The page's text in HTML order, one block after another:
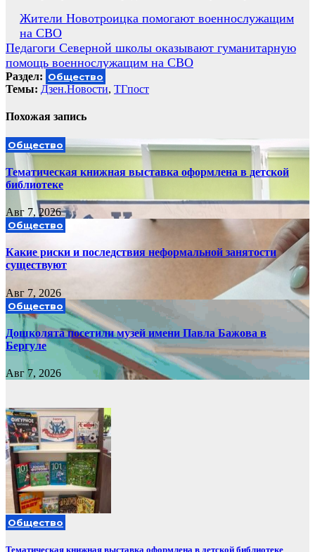
Навигация
по
записям
Жители Новотроицка помогают военнослужащим
на СВО
Педагоги Северной школы оказывают гуманитарную
помощь военнослужащим на СВО
Раздел: Общество
Темы: Дзен.Новости, ТГпост
Похожая запись
Общество
Тематическая книжная выставка оформлена в детской
библиотеке
Авг 7, 2026
Общество
Какие риски и последствия неформальной занятости
существуют
Авг 7, 2026
Общество
Дошколята посетили музей имени Павла Бажова в
Бергуле
Авг 7, 2026
Общество
Тематическая книжная выставка оформлена в детской библиотеке